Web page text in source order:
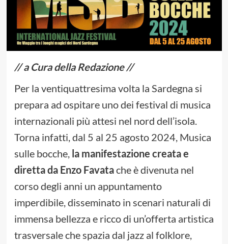
// a Cura della Redazione //
Per la ventiquattresima volta la Sardegna si
prepara ad ospitare uno dei festival di musica
internazionali più attesi nel nord dell’isola.
Torna infatti, dal 5 al 25 agosto 2024, Musica
sulle bocche, la manifestazione creata e
diretta da Enzo Favatache è divenuta nel
corso degli anni un appuntamento
imperdibile, disseminato in scenari naturali di
immensa bellezza e ricco di un’offerta artistica
trasversale che spazia dal jazz al folklore,